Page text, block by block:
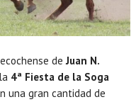
de Juan N.
4ª Fiesta de la Soga
una gran cantidad de